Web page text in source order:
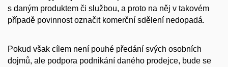
s daným produktem či službou, a proto na něj v takovém
případě povinnost označit komerční sdělení nedopadá.
Pokud však cílem není pouhé předání svých osobních
dojmů, ale podpora podnikání daného prodejce, bude se